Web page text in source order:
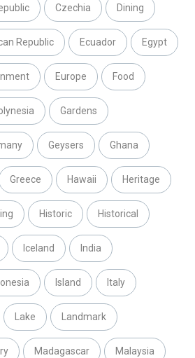
Czechia Dining
Republic Ecuador Egypt
Europe Food
Gardens
Geysers Ghana
Greece Hawaii Heritage
Historic Historical
Iceland India
Island Italy
Lake Landmark
Madagascar Malaysia